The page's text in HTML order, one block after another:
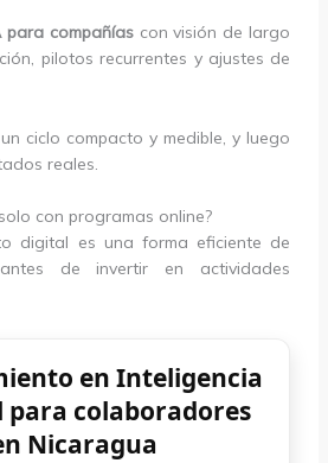
compañíascon visión de largo
pilotos recurrentes y ajustes de
ciclo compacto y medible, y luego
reales.
con programas online?
digital es una forma eficiente de
de invertir en actividades
en Inteligencia
colaboradores
Nicaragua